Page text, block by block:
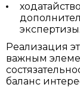
экспертизы.
Реализация
важным
баланс